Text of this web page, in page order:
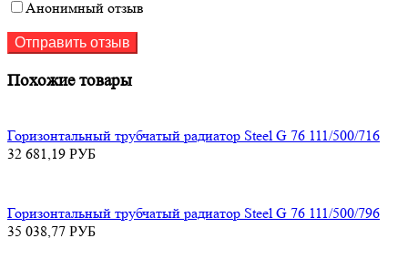
Анонимный отзыв
Похожие товары
Горизонтальный трубчатый радиатор Steel G 76 111/500/716
32 681,19 РУБ
Горизонтальный трубчатый радиатор Steel G 76 111/500/796
35 038,77 РУБ